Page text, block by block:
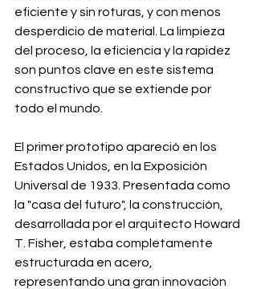
eficiente y sin roturas, y con menos
desperdicio de material. La limpieza
del proceso, la eficiencia y la rapidez
son puntos clave en este sistema
constructivo que se extiende por
todo el mundo.
El primer prototipo apareció en los
Estados Unidos, en la Exposición
Universal de 1933. Presentada como
la "casa del futuro", la construcción,
desarrollada por el arquitecto Howard
T. Fisher, estaba completamente
estructurada en acero,
representando una gran innovación